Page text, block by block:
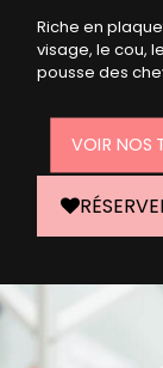
Riche en
visage, le cou,
pousse des
VOIR NOS